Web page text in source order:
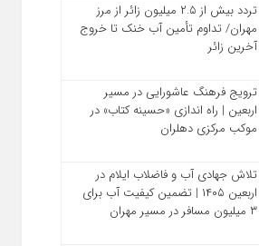
تردد بیش از ۲.۵ میلیون زائر از مرز
مهران/ تداوم تأمین آب خنک تا خروج
آخرین زائر
ترویج فرهنگ عاشورایی در مسیر
اربعین | راه‌ اندازی «حسینه کتاب» در
موکب مرکزی دهلران
تلاش جهادی آب و فاضلاب ایلام در
اربعین ۱۴۰۵ | تضمین کیفیت آب برای
۳ میلیون مسافر در مسیر مهران